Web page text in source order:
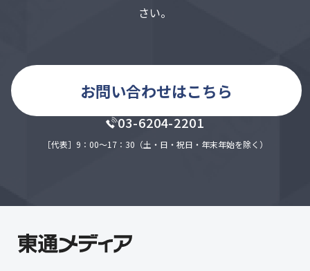
さい。
お問い合わせはこちら
03-6204-2201
［代表］9：00～17：30（土・日・祝日・年末年始を除く）